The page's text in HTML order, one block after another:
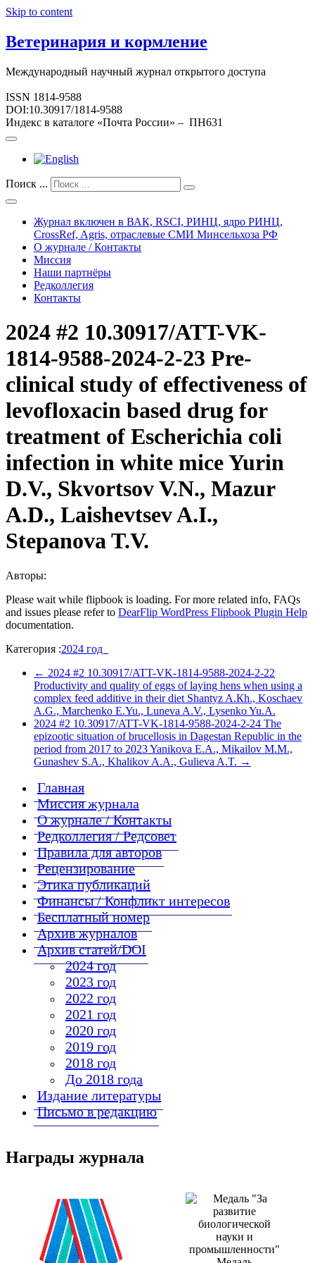
Skip to content
Ветеринария и кормление
Международный научный журнал открытого доступа
ISSN 1814-9588
DOI:10.30917/1814-9588
Индекс в каталоге «Почта России» – ПН631
Поиск ...
Журнал включен в ВАК, RSCI, РИНЦ, ядро РИНЦ,
CrossRef, Agris, отраслевые СМИ Минсельхоза РФ
О журнале / Контакты
Миссия
Наши партнёры
Редколлегия
Контакты
2024 #2 10.30917/ATT-VK-
1814-9588-2024-2-23 Pre-
clinical study of effectiveness of
levofloxacin based drug for
treatment of Escherichia coli
infection in white mice Yurin
D.V., Skvortsov V.N., Mazur
A.D., Laishevtsev A.I.,
Stepanova T.V.
Авторы:
Please wait while flipbook is loading. For more related info, FAQs
and issues please refer to DearFlip WordPress Flipbook Plugin Help
documentation.
Категория :2024 год
← 2024 #2 10.30917/ATT-VK-1814-9588-2024-2-22
Productivity and quality of eggs of laying hens when using a
complex feed additive in their diet Shantyz A.Кh., Koschaev
A.G., Marchenko E.Yu., Luneva A.V., Lysenko Yu.A.
2024 #2 10.30917/ATT-VK-1814-9588-2024-2-24 The
epizootic situation of brucellosis in Dagestan Republic in the
period from 2017 to 2023 Yanikova E.A., Mikailov M.M.,
Gunashev S.A., Khalikov A.A., Gulieva A.T. →
Главная
Миссия журнала
О журнале / Контакты
Редколлегия / Редсовет
Правила для авторов
Рецензирование
Этика публикаций
Финансы / Конфликт интересов
Бесплатный номер
Архив журналов
Архив статей/DOI
2024 год
2023 год
2022 год
2021 год
2020 год
2019 год
2018 год
До 2018 года
Издание литературы
Письмо в редакцию
Награды журнала